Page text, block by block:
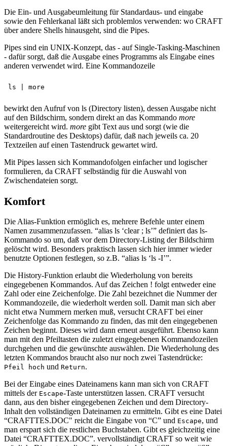
Die Ein- und Ausgabeumleitung für Standardaus- und eingabe
sowie den Fehlerkanal läßt sich problemlos verwenden: wo CRAFT
über andere Shells hinausgeht, sind die Pipes.
Pipes sind ein UNIX-Konzept, das - auf Single-Tasking-Maschinen
- dafür sorgt, daß die Ausgabe eines Programms als Eingabe eines
anderen verwendet wird. Eine Kommandozeile
bewirkt den Aufruf von ls (Directory listen), dessen Ausgabe nicht
auf den Bildschirm, sondern direkt an das Kommando more
weitergereicht wird. more gibt Text aus und sorgt (wie die
Standardroutine des Desktops) dafür, daß nach jeweils ca. 20
Textzeilen auf einen Tastendruck gewartet wird.
Mit Pipes lassen sich Kommandofolgen einfacher und logischer
formulieren, da CRAFT selbständig für die Auswahl von
Zwischendateien sorgt.
Komfort
Die Alias-Funktion ermöglich es, mehrere Befehle unter einem
Namen zusammenzufassen. “alias ls ‘clear ; ls’” definiert das ls-
Kommando so um, daß vor dem Directory-Listing der Bildschirm
gelöscht wird. Besonders praktisch lassen sich hier immer wieder
benutzte Optionen festlegen, so z.B. “alias ls ‘ls -I’”.
Die History-Funktion erlaubt die Wiederholung von bereits
eingegebenen Kommandos. Auf das Zeichen ! folgt entweder eine
Zahl oder eine Zeichenfolge. Die Zahl bezeichnet die Nummer der
Kommandozeile, die wiederholt werden soll. Damit man sich aber
nicht etwa Nummern merken muß, versucht CRAFT bei einer
Zeichenfolge das Kommando zu finden, das mit den eingegebenen
Zeichen beginnt. Dieses wird dann erneut ausgeführt. Ebenso kann
man mit den Pfeiltasten die zuletzt eingegebenen Kommandozeilen
durchgehen und die gewünschte auswählen. Die Wiederholung des
letzten Kommandos braucht also nur noch zwei Tastendrücke:
Pfeil hoch und Return.
Bei der Eingabe eines Dateinamens kann man sich von CRAFT
mittels der Escape-Taste unterstützen lassen. CRAFT versucht
dann, aus den bisher eingegebenen Zeichen und dem Directory-
Inhalt den vollständigen Dateinamen zu ermitteln. Gibt es eine Datei
“CRAFTTES.DOC" reicht die Eingabe von “C” und Escape, und
man erspart sich die restlichen Buchstaben. Gibt es gleichzeitig eine
Datei “CRAFTTEX.DOC”. vervollständigt CRAFT so weit wie